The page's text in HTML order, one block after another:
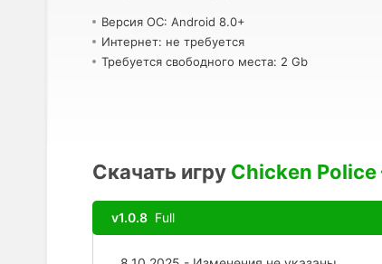
Версия ОС: Android 8.0+
Интернет: не требуется
Требуется свободного места: 2 Gb
Скачать игру Chicken Police
v1.0.8 Full